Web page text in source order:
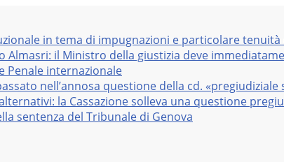
in tema di impugnazioni e particolare
Almasri: il Ministro della giustizia deve
Penale internazionale
nell’annosa questione della cd. «pregiudiziale
la Cassazione solleva una questione
sentenza del Tribunale di Genova